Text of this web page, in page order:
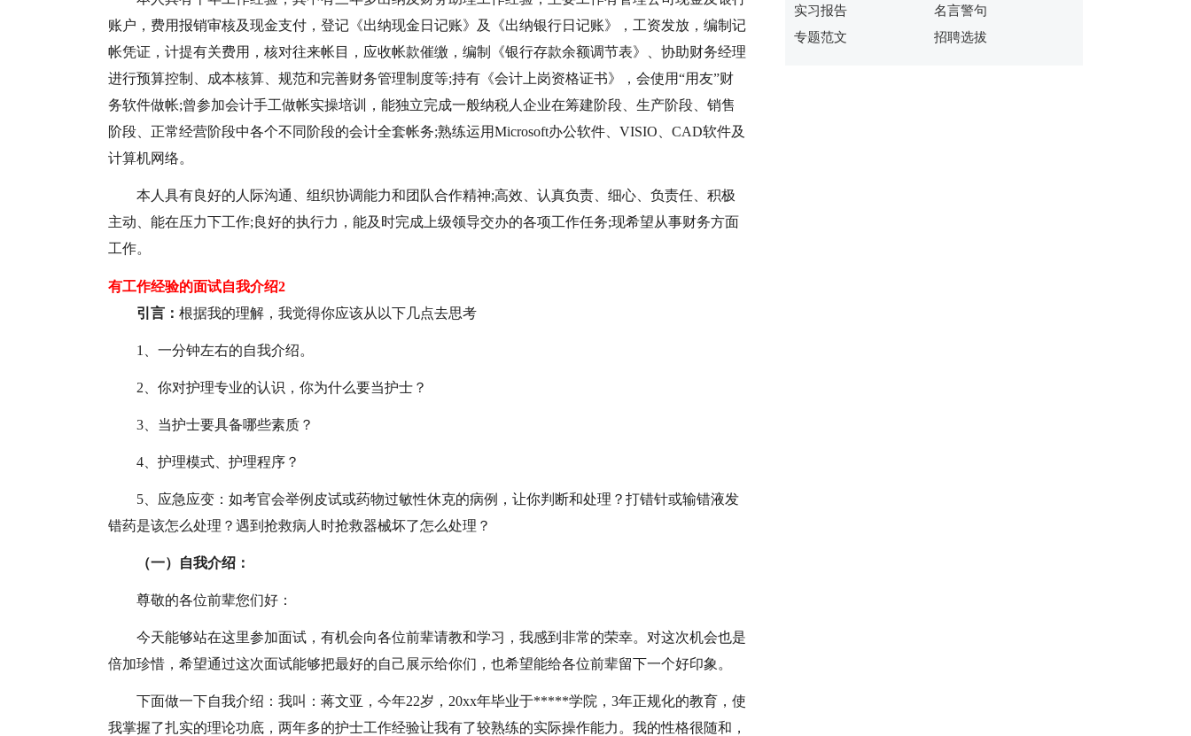
账户，费用报销审核及现金支付，登记《出纳现金日记账》及《出纳银行日记账》，工资发放，编制记
帐凭证，计提有关费用，核对往来帐目，应收帐款催缴，编制《银行存款余额调节表》、协助财务经理
进行预算控制、成本核算、规范和完善财务管理制度等;持有《会计上岗资格证书》，会使用“用友”财
务软件做帐;曾参加会计手工做帐实操培训，能独立完成一般纳税人企业在筹建阶段、生产阶段、销售
阶段、正常经营阶段中各个不同阶段的会计全套帐务;熟练运用Microsoft办公软件、VISIO、CAD软件及
计算机网络。
本人具有良好的人际沟通、组织协调能力和团队合作精神;高效、认真负责、细心、负责任、积极
主动、能在压力下工作;良好的执行力，能及时完成上级领导交办的各项工作任务;现希望从事财务方面
工作。
有工作经验的面试自我介绍2
引言： 根据我的理解，我觉得你应该从以下几点去思考
1、一分钟左右的自我介绍。
2、你对护理专业的认识，你为什么要当护士？
3、当护士要具备哪些素质？
4、护理模式、护理程序？
5、应急应变：如考官会举例皮试或药物过敏性休克的病例，让你判断和处理？打错针或输错液发
错药是该怎么处理？遇到抢救病人时抢救器械坏了怎么处理？
（一）自我介绍：
尊敬的各位前辈您们好：
今天能够站在这里参加面试，有机会向各位前辈请教和学习，我感到非常的荣幸。对这次机会也是
倍加珍惜，希望通过这次面试能够把最好的自己展示给你们，也希望能给各位前辈留下一个好印象。
下面做一下自我介绍：我叫：蒋文亚，今年22岁，20xx年毕业于*****学院，3年正规化的教育，使
我掌握了扎实的理论功底，两年多的护士工作经验让我有了较熟练的实际操作能力。我的性格很随和，
实习报告
名言警句
专题范文
招聘选拔